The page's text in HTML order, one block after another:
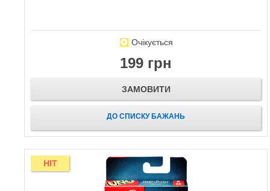
Очікується
199 грн
ЗАМОВИТИ
ДО СПИСКУ БАЖАНЬ
HIT